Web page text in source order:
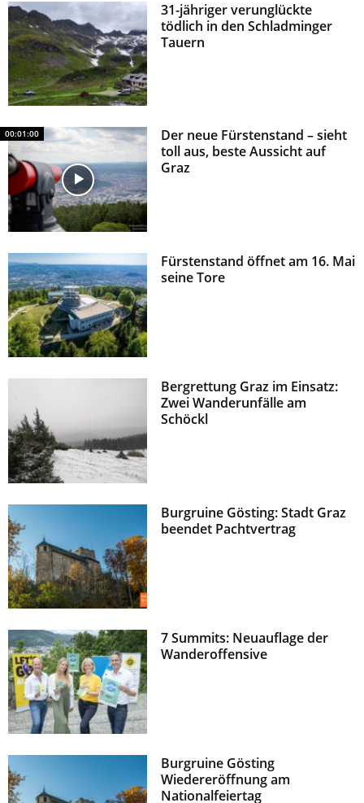
31-jähriger verunglückte
tödlich in den Schladminger
Tauern
00:01:00
Der neue Fürstenstand – sieht
toll aus, beste Aussicht auf
Graz
Fürstenstand öffnet am 16. Mai
seine Tore
Bergrettung Graz im Einsatz:
Zwei Wanderunfälle am
Schöckl
Burgruine Gösting: Stadt Graz
beendet Pachtvertrag
7 Summits: Neuauflage der
Wanderoffensive
Burgruine Gösting
Wiedereröffnung am
Nationalfeiertag